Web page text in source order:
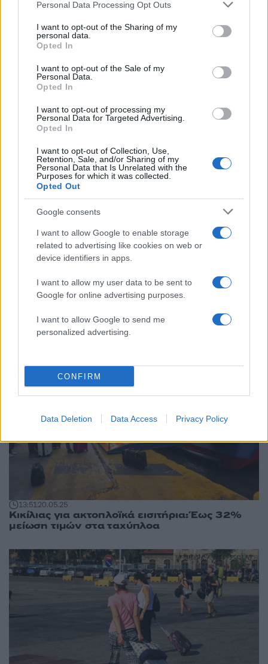
not limited to your visit or usage behaviour. You may click to
grant or deny consent to Google and its third-party tags to
use your data for below specified purposes in below Google
consent section.
Personal Data Processing Opt Outs
I want to opt-out of the Sharing of my
personal data.
Opted In
I want to opt-out of the Sale of my
Personal Data.
Opted In
I want to opt-out of processing my
Personal Data for Targeted Advertising.
Opted In
I want to opt-out of Collection, Use,
Retention, Sale, and/or Sharing of my
Personal Data that Is Unrelated with the
Purposes for which it was collected.
Opted Out
Google consents
I want to allow Google to enable storage
related to advertising like cookies on web or
device identifiers in apps.
I want to allow my user data to be sent to
Google for online advertising purposes.
I want to allow Google to send me
personalized advertising.
CONFIRM
Data Deletion Data Access Privacy Policy
11:2920.10.25
Attica Group: Εκπτώσεις έως και 30% σε
δρομολόγια για την 28η Οκτωβρίου
Ο Βασίλης Κικίλιας προανήγγειλε επιπλέον
13:5120.05.25
Κικίλιας για ακτοπλοϊκά εισιτήρια: Έως 32%
μείωση τιμών στα ταχύπλοα